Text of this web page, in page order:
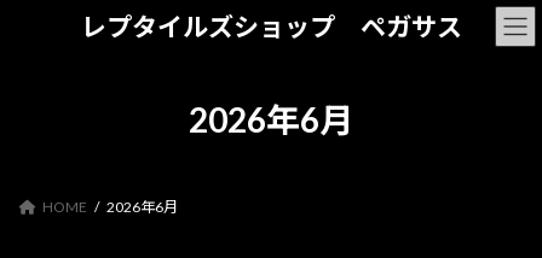
レプタイルズショップ ペガサス
2026年6月
HOME 2026年6月